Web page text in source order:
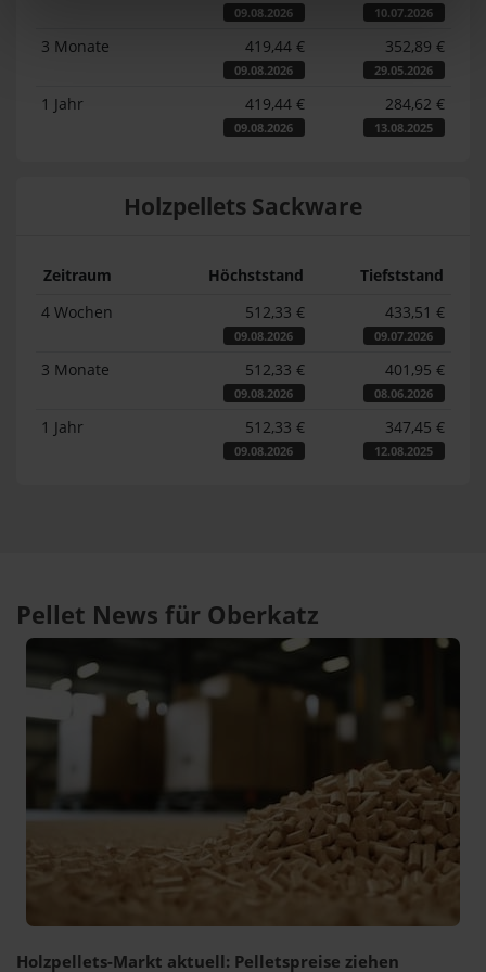
09.08.2026 10.07.2026
3 Monate 419,44 €
09.08.2026
352,89 €
29.05.2026
1 Jahr 419,44 €
09.08.2026
284,62 €
13.08.2025
Holzpellets Sackware
Zeitraum Höchststand
Tiefststand
4 Wochen
512,33 €
09.08.2026
433,51 €
09.07.2026
3 Monate 512,33 €
09.08.2026
401,95 €
08.06.2026
1 Jahr 512,33 €
09.08.2026
347,45 €
12.08.2025
Pellet News für Oberkatz
Holzpellets-Markt aktuell: Pelletspreise ziehen